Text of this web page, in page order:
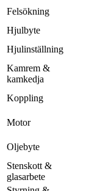
Felsökning
Hjulbyte
Hjulinställning
Kamrem &
kamkedja
Koppling
Motor
Oljebyte
Stenskott &
glasarbete